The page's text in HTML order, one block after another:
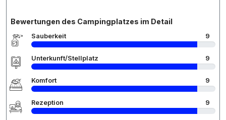
Bewertungen des Campingplatzes im Detail
Sauberkeit 9
Unterkunft/Stellplatz 9
Komfort 9
Rezeption 9